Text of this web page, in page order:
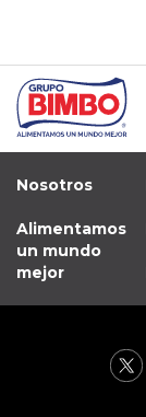
Nosotros
Alimentamos
un mundo
mejor